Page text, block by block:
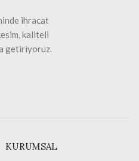
ihracat
kaliteli
getiriyoruz.
KURUMSAL